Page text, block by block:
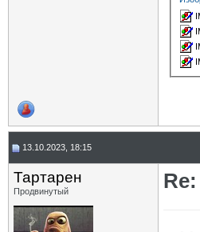
13.10.2023, 18:15
Тартарен
Продвинутый